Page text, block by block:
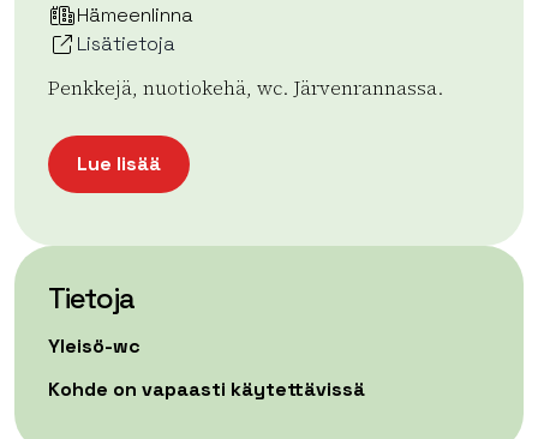
Hämeenlinna
Lisätietoja
Penkkejä, nuotiokehä, wc. Järvenrannassa.
Lue lisää
Tietoja
Yleisö-wc
Kohde on vapaasti käytettävissä